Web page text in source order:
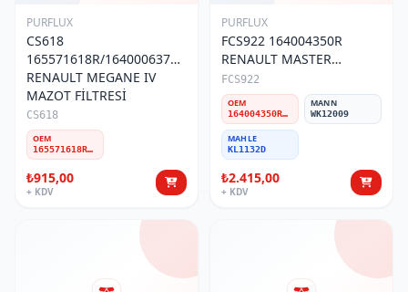
PURFLUX
CS618
165571618R/164000637R
RENAULT MEGANE IV
MAZOT FİLTRESİ
CS618
OEM
165571618R/164000637R
₺915,00
+ KDV
PURFLUX
FCS922 164004350R
RENAULT MASTER
III(2010-)/TRAFIC III VAN
(2014-) KOMPLE MAZOT
FİLTRESİ
FCS922
OEM
164004350R/16400-00Q2M/16400-00Q3K
MANN
WK12009
MAHLE
KL1132D
₺2.415,00
+ KDV